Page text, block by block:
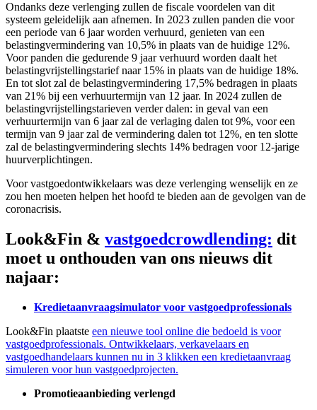
Ondanks deze verlenging zullen de fiscale voordelen van dit
systeem geleidelijk aan afnemen. In 2023 zullen panden die voor
een periode van 6 jaar worden verhuurd, genieten van een
belastingvermindering van 10,5% in plaats van de huidige 12%.
Voor panden die gedurende 9 jaar verhuurd worden daalt het
belastingvrijstellingstarief naar 15% in plaats van de huidige 18%.
En tot slot zal de belastingvermindering 17,5% bedragen in plaats
van 21% bij een verhuurtermijn van 12 jaar. In 2024 zullen de
belastingvrijstellingstarieven verder dalen: in geval van een
verhuurtermijn van 6 jaar zal de verlaging dalen tot 9%, voor een
termijn van 9 jaar zal de vermindering dalen tot 12%, en ten slotte
zal de belastingvermindering slechts 14% bedragen voor 12-jarige
huurverplichtingen.
Voor vastgoedontwikkelaars was deze verlenging wenselijk en ze
zou hen moeten helpen het hoofd te bieden aan de gevolgen van de
coronacrisis.
Look&Fin & vastgoedcrowdlending: dit
moet u onthouden van ons nieuws dit
najaar:
Kredietaanvraagsimulator voor vastgoedprofessionals
Look&Fin plaatste een nieuwe tool online die bedoeld is voor
vastgoedprofessionals. Ontwikkelaars, verkavelaars en
vastgoedhandelaars kunnen nu in 3 klikken een kredietaanvraag
simuleren voor hun vastgoedprojecten.
Promotieaanbieding verlengd